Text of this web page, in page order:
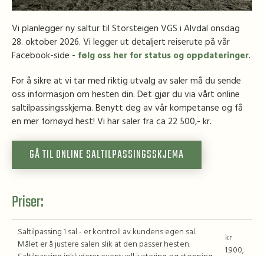
Vi planlegger ny saltur til Storsteigen VGS i Alvdal onsdag
28. oktober 2026. Vi legger ut detaljert reiserute på vår
Facebook-side - følg oss her for status og oppdateringer.
For å sikre at vi tar med riktig utvalg av saler må du sende
oss informasjon om hesten din. Det gjør du via vårt online
saltilpassingsskjema. Benytt deg av vår kompetanse og få
en mer fornøyd hest! Vi har saler fra ca 22 500,- kr.
GÅ TIL ONLINE SALTILPASSINGSSKJEMA
Priser:
Saltilpassing 1 sal - er kontroll av kundens egen sal.
Målet er å justere salen slik at den passer hesten.
kr
1.900,